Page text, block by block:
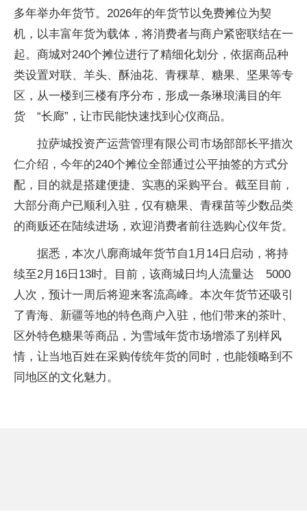
多年举办年货节。2026年的年货节以免费摊位为契
机，以丰富年货为载体，将消费者与商户紧密联结在一
起。商城对240个摊位进行了精细化划分，依据商品种
类设置对联、羊头、酥油花、青稞草、糖果、坚果等专
区，从一楼到三楼有序分布，形成一条琳琅满目的年
货 “长廊”，让市民能快速找到心仪商品。
拉萨城投资产运营管理有限公司市场部部长平措次
仁介绍，今年的240个摊位全部通过公平抽签的方式分
配，目的就是搭建便捷、实惠的采购平台。截至目前，
大部分商户已顺利入驻，仅有糖果、青稞苗等少数品类
的商贩还在陆续进场，欢迎消费者前往选购心仪年货。
据悉，本次八廓商城年货节自1月14日启动，将持
续至2月16日13时。目前，该商城日均人流量达 5000
人次，预计一周后将迎来客流高峰。本次年货节还吸引
了青海、新疆等地的特色商户入驻，他们带来的茶叶、
区外特色糖果等商品，为雪域年货市场增添了别样风
情，让当地百姓在采购传统年货的同时，也能领略到不
同地区的文化魅力。